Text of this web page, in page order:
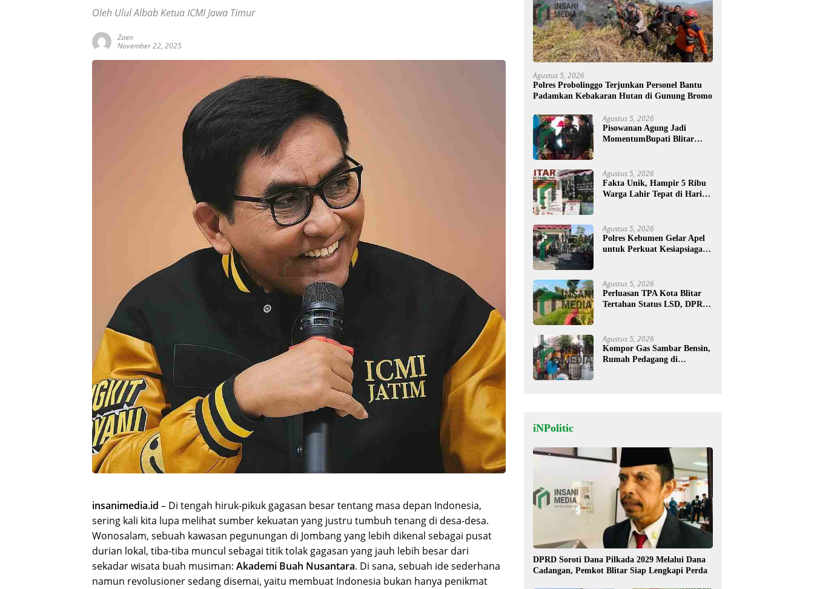
Oleh Ulul Albab Ketua ICMI Jawa Timur
Zaen
November 22, 2025
insanimedia.id – Di tengah hiruk-pikuk gagasan besar tentang masa depan Indonesia,
sering kali kita lupa melihat sumber kekuatan yang justru tumbuh tenang di desa-desa.
Wonosalam, sebuah kawasan pegunungan di Jombang yang lebih dikenal sebagai pusat
durian lokal, tiba-tiba muncul sebagai titik tolak gagasan yang jauh lebih besar dari
sekadar wisata buah musiman: Akademi Buah Nusantara. Di sana, sebuah ide sederhana
namun revolusioner sedang disemai, yaitu membuat Indonesia bukan hanya penikmat
Agustus 5, 2026
Polres Probolinggo Terjunkan Personel Bantu
Padamkan Kebakaran Hutan di Gunung Bromo
Agustus 5, 2026
Pisowanan Agung Jadi
MomentumBupati Blitar
Kesejahteraan Warga
Agustus 5, 2026
Fakta Unik, Hampir 5 Ribu
Warga Lahir Tepat di Hari
Agustus 5, 2026
Polres Kebumen Gelar Apel
untuk Perkuat Kesiapsiagaan
Agustus 5, 2026
Perluasan TPA Kota Blitar
Tertahan Status LSD, DPRD
Agustus 5, 2026
Kompor Gas Sambar Bensin,
Rumah Pedagang di
iNPolitic
DPRD Soroti Dana Pilkada 2029 Melalui Dana
Cadangan, Pemkot Blitar Siap Lengkapi Perda